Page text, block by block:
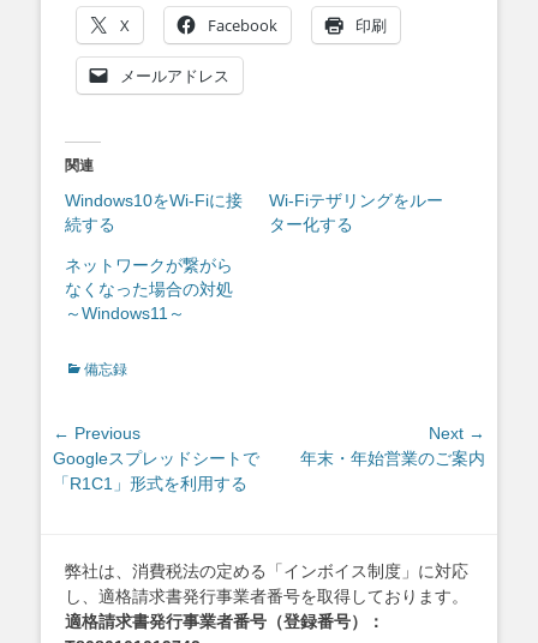
X Facebook 印刷
メールアドレス
関連
Windows10をWi-Fiに接
続する
Wi-Fiテザリングをルー
ター化する
ネットワークが繋がら
なくなった場合の対処
～Windows11～
Categories
備忘録
投
稿
ナ
ー
シ
ョ
← Previous
Previous
post:
Googleスプレッドシートで
「R1C1」形式を利用する
Next →
Next年末・年始営業のご案内
弊社は、消費税法の定める「インボイス制度」に対応
し、適格請求書発行事業者番号を取得しております。
適格請求書発行事業者番号（登録番号）：